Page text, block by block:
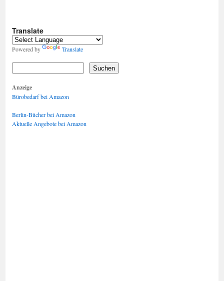
Translate
Powered by Translate
Suchen
Anzeige
Bürobedarf bei Amazon
Berlin-Bücher bei Amazon
Aktuelle Angebote bei Amazon